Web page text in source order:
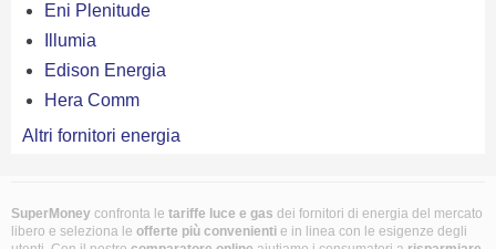
Eni Plenitude
Illumia
Edison Energia
Hera Comm
Altri fornitori energia
SuperMoney confronta le tariffe luce e gas dei fornitori di energia del mercato
libero e seleziona le offerte più convenienti e in linea con le esigenze degli